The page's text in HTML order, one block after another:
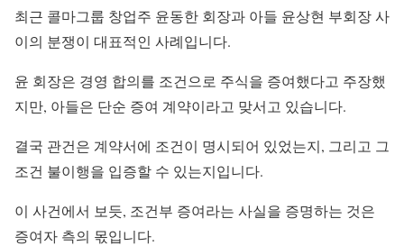
최근 콜마그룹 창업주 윤동한 회장과 아들 윤상현 부회장 사
이의 분쟁이 대표적인 사례입니다.
윤 회장은 경영 합의를 조건으로 주식을 증여했다고 주장했
지만, 아들은 단순 증여 계약이라고 맞서고 있습니다.
결국 관건은 계약서에 조건이 명시되어 있었는지, 그리고 그
조건 불이행을 입증할 수 있는지입니다.
이 사건에서 보듯, 조건부 증여라는 사실을 증명하는 것은
증여자 측의 몫입니다.